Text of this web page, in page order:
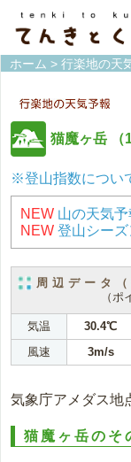
ホーム > 行楽地の天
猫魔ヶ岳
※登山指数につい
NEW 山の天気
NEW 登山シーズ
周辺データ
（
気温 30.4℃
風速
3m/s
気象庁アメダス地
猫魔ヶ岳のそ